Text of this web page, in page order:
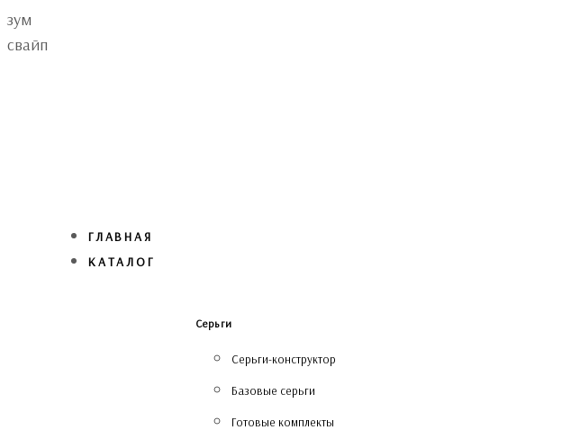
Skip
links
Skip
to
зум
свайп
ГЛАВНАЯ
КАТАЛОГ
Серьги
Серьги-конструктор
Базовые серьги
Готовые комплекты